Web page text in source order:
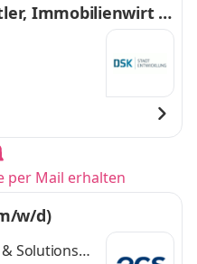
Immobilienwirt al
-leiter (m/w/d)
mbH
per Mail erhalten
w/d)
Solutions